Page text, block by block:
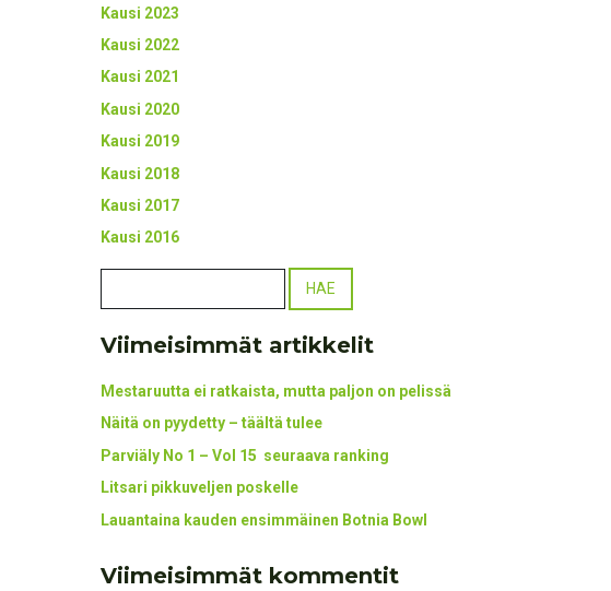
Kausi 2023
Kausi 2022
Kausi 2021
Kausi 2020
Kausi 2019
Kausi 2018
Kausi 2017
Kausi 2016
Viimeisimmät artikkelit
Mestaruutta ei ratkaista, mutta paljon on pelissä
Näitä on pyydetty – täältä tulee
Parviäly No 1 – Vol 15 seuraava ranking
Litsari pikkuveljen poskelle
Lauantaina kauden ensimmäinen Botnia Bowl
Viimeisimmät kommentit